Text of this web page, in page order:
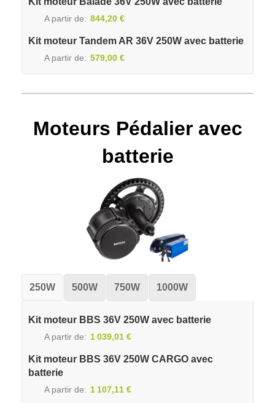
A partir de 844,20 €
Kit moteur Tandem AR 36V 250W avec batterie
A partir de 579,00 €
Moteurs Pédalier avec
batterie
250W 500W 750W 1000W
Kit moteur BBS 36V 250W avec batterie
A partir de 1 039,01 €
Kit moteur BBS 36V 250W CARGO avec
batterie
A partir de 1 107,11 €